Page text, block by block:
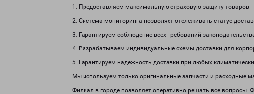
1. Предоставляем максимальную страховую защиту товаров.
2. Система мониторинга позволяет отслеживать статус
3. Гарантируем соблюдение всех требований
4. Разрабатываем индивидуальные схемы доставки для
5. Гарантируем надежность доставки при любых
Мы используем только оригинальные запчасти и расходные
Филиал в городе позволяет оперативно решать все вопросы.